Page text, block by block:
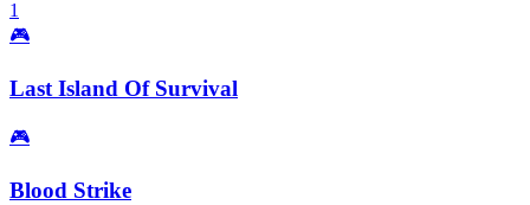
1
🎮
Last Island Of Survival
🎮
Blood Strike